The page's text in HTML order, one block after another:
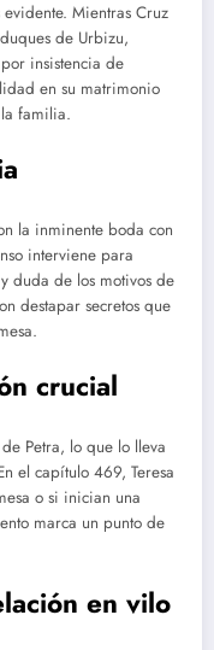
Mientras Cruz
de Urbizu,
insistencia de
en su matrimonio
familia.
la inminente boda con
interviene para
duda de los motivos de
destapar secretos que
crucial
Petra, lo que lo lleva
el capítulo 469, Teresa
o si inician una
marca un punto de
en vilo